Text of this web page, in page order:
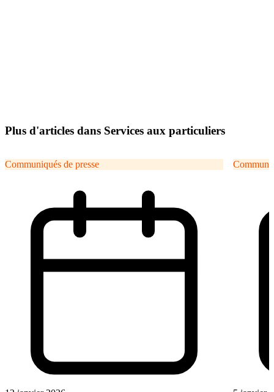
Plus d'articles dans Services aux particuliers
Communiqués de presse